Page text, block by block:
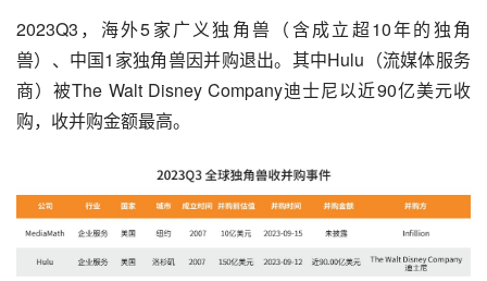
2023Q3，海外5家广义独角兽（含成立超10年的独角
兽）、中国1家独角兽因并购退出。其中Hulu（流媒体服务
商）被The Walt Disney Company迪士尼以近90亿美元收
购，收并购金额最高。